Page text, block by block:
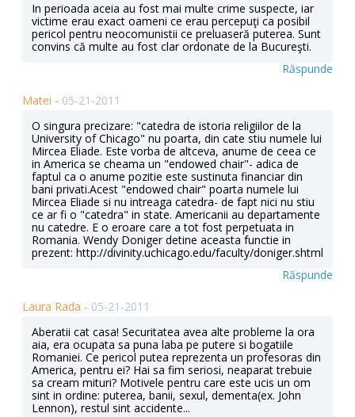
In perioada aceia au fost mai multe crime suspecte, iar
victime erau exact oameni ce erau percepuţi ca posibil
pericol pentru neocomunistii ce preluaseră puterea. Sunt
convins că multe au fost clar ordonate de la Bucureşti.
Răspunde
Matei - 05-21-2011
O singura precizare: "catedra de istoria religiilor de la
University of Chicago" nu poarta, din cate stiu numele lui
Mircea Eliade. Este vorba de altceva, anume de ceea ce
in America se cheama un "endowed chair"- adica de
faptul ca o anume pozitie este sustinuta financiar din
bani privati.Acest "endowed chair" poarta numele lui
Mircea Eliade si nu intreaga catedra- de fapt nici nu stiu
ce ar fi o "catedra" in state. Americanii au departamente
nu catedre. E o eroare care a tot fost perpetuata in
Romania. Wendy Doniger detine aceasta functie in
prezent: http://divinity.uchicago.edu/faculty/doniger.shtml
Răspunde
Laura Rada - 05-21-2011
Aberatii cat casa! Securitatea avea alte probleme la ora
aia, era ocupata sa puna laba pe putere si bogatiile
Romaniei. Ce pericol putea reprezenta un profesoras din
America, pentru ei? Hai sa fim seriosi, neaparat trebuie
sa cream mituri? Motivele pentru care este ucis un om
sint in ordine: puterea, banii, sexul, dementa(ex. John
Lennon), restul sint accidente...